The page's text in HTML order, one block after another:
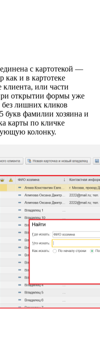
с картотекой —
как и в картотеке
или части
открытии формы уже
лишних кликов
букв фамилии хозяина и
карты по кличке
колонку.